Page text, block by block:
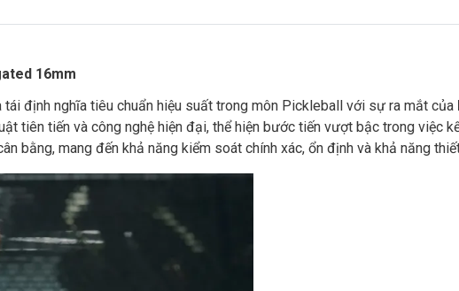
16mm
định nghĩa tiêu chuẩn hiệu suất trong môn Pickleball với sự ra mắt của
tiên tiến và công nghệ hiện đại, thể hiện bước tiến vượt bậc trong việc
bằng, mang đến khả năng kiểm soát chính xác, ổn định và khả năng